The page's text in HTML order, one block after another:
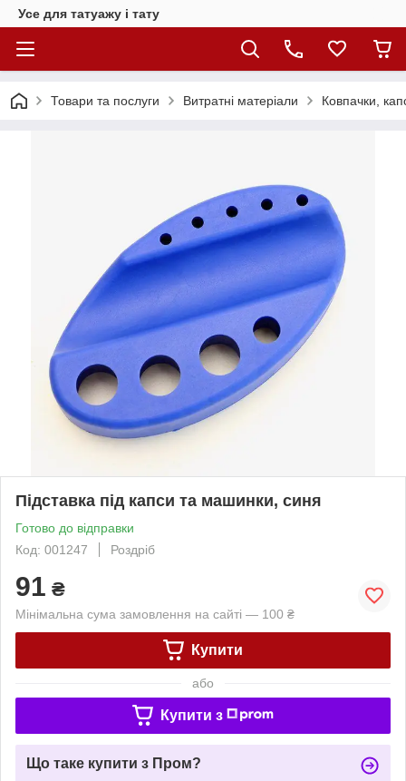
Усе для татуажу і тату
Товари та послуги Витратні матеріали Ковпачки,
Підставка під капси та машинки, синя
Готово до відправки
Код: 001247
Роздріб
91 ₴
Мінімальна сума замовлення на сайті — 100 ₴
Купити
або
Купити з
Що таке купити з Пром?